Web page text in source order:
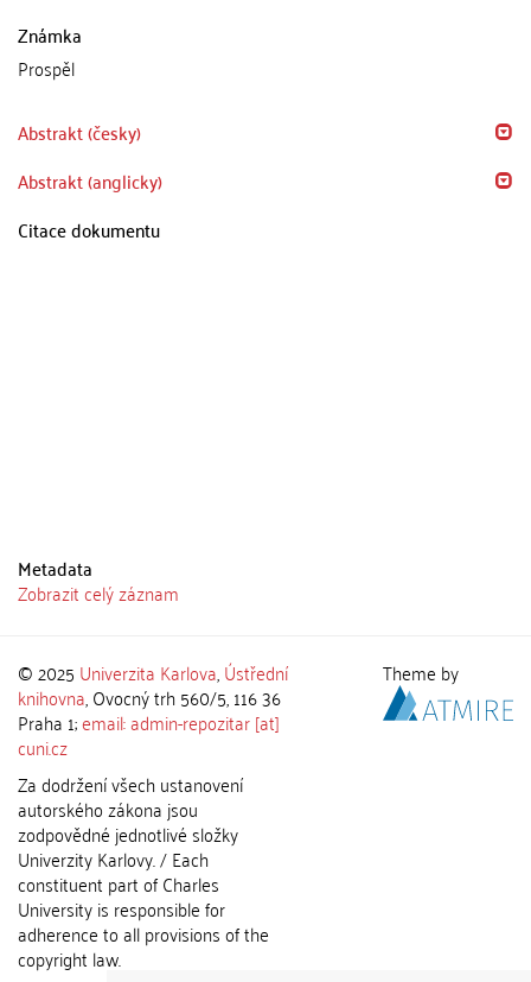
Známka
Prospěl
Abstrakt (česky)
Abstrakt (anglicky)
Citace dokumentu
Metadata
Zobrazit celý záznam
© 2025 Univerzita Karlova,Ústřední
knihovna, Ovocný trh 560/5, 116 36
Praha 1;email: admin-repozitar [at]
cuni.cz
Za dodržení všech ustanovení
autorského zákona jsou
zodpovědné jednotlivé složky
Univerzity Karlovy. / Each
constituent part of Charles
University is responsible for
adherence to all provisions of the
copyright law.
Theme by